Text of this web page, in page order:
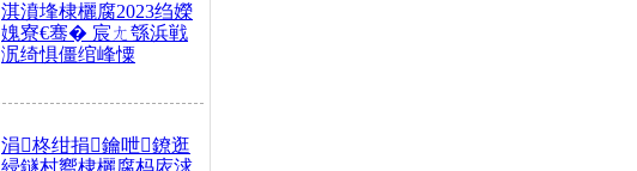
淇濆埄棣欐腐2023绉嬫
媿寮€骞� 宸ㄤ綔浜戦
泦绮惧僵绾峰憟
涓柊绀捐鑰呭鐐逛
綅鐩村嚮棣欐腐杩庡浗